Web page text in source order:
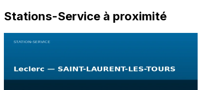
Stations-Service à proximité